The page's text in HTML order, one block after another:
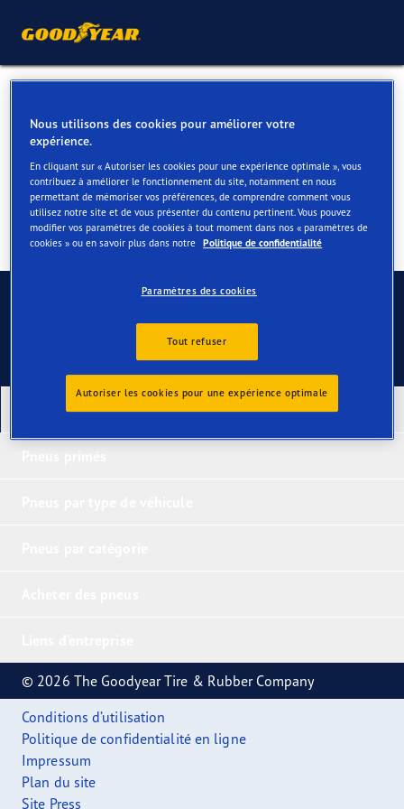
Explorer
Nos derniers produits
© 2026 The Goodyear Tire & Rubber Company
Conditions d’utilisation
Politique de confidentialité en ligne
Impressum
Plan du site
Site Press
Nous utilisons des cookies pour améliorer votre
expérience.
En cliquant sur « Autoriser les cookies pour une expérience optimale », vous
contribuez à améliorer le fonctionnement du site, notamment en nous
permettant de mémoriser vos préférences, de comprendre comment vous
utilisez notre site et de vous présenter du contenu pertinent. Vous pouvez
modifier vos paramètres de cookies à tout moment dans nos « paramètres de
cookies » ou en savoir plus dans notre Politique de confidentialité
Paramètres des cookies
Tout refuser
Autoriser les cookies pour une expérience optimale